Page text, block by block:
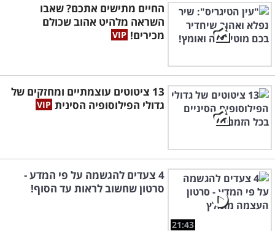
החיים מתישים אתכם? שאבו
השראה מלהיט אהוב שכולם
מכירים!
13 ציטוטים עוצמתיים ומחזקים של
גדולי הפילוסופיה הסינית
21:43
4 צעדים להגשמה על פי המדע -
סרטון שחשוב לראות עד הסוף!